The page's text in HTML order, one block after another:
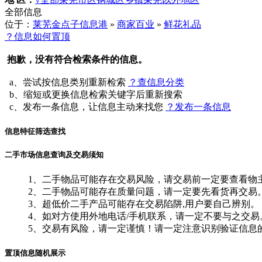
全部信息
位于： 莱芜金点子信息港 » 商家百业 » 鲜花礼品
？信息如何置顶
抱歉，没有符合检索条件的信息。
a、尝试按信息类别重新检索 ？查信息分类
b、缩短或更换信息检索关键字后重新搜索
c、发布一条信息，让信息主动来找您 ？发布一条信息
信息特征筛选查找
二手市场信息查询及交易须知
1、二手物品可能存在交易风险，请交易前一定要查看物
2、二手物品可能存在质量问题，请一定要先看货再交易
3、超低价二手产品可能存在交易陷阱,用户要自己辨别
4、如对方使用外地电话/手机联系，请一定不要与之交易
5、交易有风险，请一定谨慎！请一定注意识别验证信
置顶信息随机展示